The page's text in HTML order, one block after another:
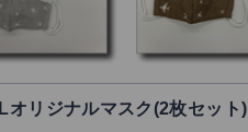
オリジナルマスク(2枚セット)